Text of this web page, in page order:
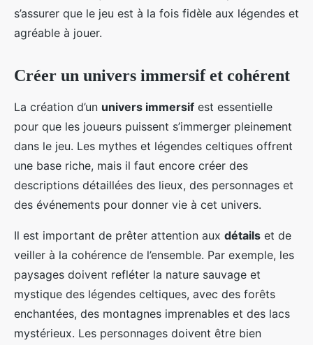
s’assurer que le jeu est à la fois fidèle aux légendes et
agréable à jouer.
Créer un univers immersif et cohérent
La création d’un univers immersif est essentielle
pour que les joueurs puissent s’immerger pleinement
dans le jeu. Les mythes et légendes celtiques offrent
une base riche, mais il faut encore créer des
descriptions détaillées des lieux, des personnages et
des événements pour donner vie à cet univers.
Il est important de prêter attention aux détails et de
veiller à la cohérence de l’ensemble. Par exemple, les
paysages doivent refléter la nature sauvage et
mystique des légendes celtiques, avec des forêts
enchantées, des montagnes imprenables et des lacs
mystérieux. Les personnages doivent être bien